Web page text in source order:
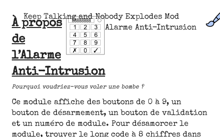
Keep Talking and Nobody Explodes Mod
Alarme Anti-Intrusion
À propos
de
l’Alarme
Anti-Intrusion
Pourquoi voudriez-vous voler une bombe ?
Ce module affiche des boutons de 0 à 9, un
bouton de désarmement, un bouton de validation
et un numéro de module. Pour désamorcer le
module, trouver le long code à 8 chiffres dans